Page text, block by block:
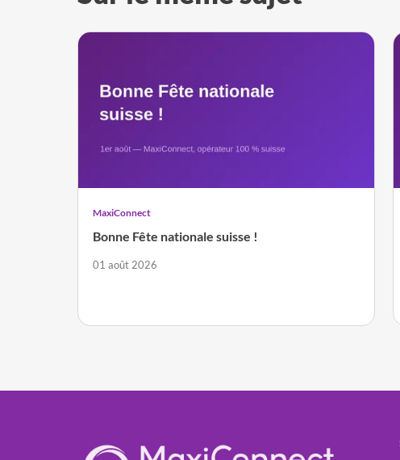
MaxiConnect
Bonne Fête nationale suisse !
01 août 2026